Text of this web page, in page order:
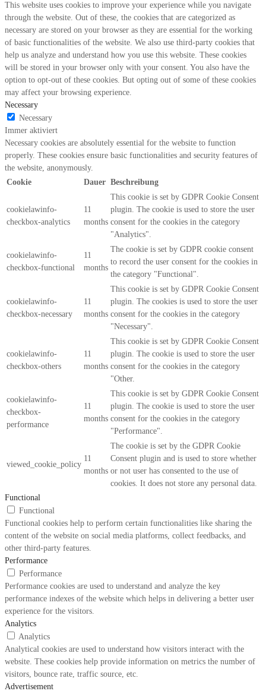
This website uses cookies to improve your experience while you navigate
through the website. Out of these, the cookies that are categorized as
necessary are stored on your browser as they are essential for the working
of basic functionalities of the website. We also use third-party cookies that
help us analyze and understand how you use this website. These cookies
will be stored in your browser only with your consent. You also have the
option to opt-out of these cookies. But opting out of some of these cookies
may affect your browsing experience.
Necessary
Necessary
Immer aktiviert
Necessary cookies are absolutely essential for the website to function
properly. These cookies ensure basic functionalities and security features of
the website, anonymously.
Cookie
Dauer Beschreibung
cookielawinfo-
checkbox-analytics
11
months
This cookie is set by GDPR Cookie Consent
plugin. The cookie is used to store the user
consent for the cookies in the category
"Analytics".
cookielawinfo-
checkbox-functional
11
months
The cookie is set by GDPR cookie consent
to record the user consent for the cookies in
the category "Functional".
cookielawinfo-
checkbox-necessary
11
months
This cookie is set by GDPR Cookie Consent
plugin. The cookies is used to store the user
consent for the cookies in the category
"Necessary".
cookielawinfo-
checkbox-others
11
months
This cookie is set by GDPR Cookie Consent
plugin. The cookie is used to store the user
consent for the cookies in the category
"Other.
cookielawinfo-
checkbox-
performance
11
months
This cookie is set by GDPR Cookie Consent
plugin. The cookie is used to store the user
consent for the cookies in the category
"Performance".
viewed_cookie_policy
11
months
The cookie is set by the GDPR Cookie
Consent plugin and is used to store whether
or not user has consented to the use of
cookies. It does not store any personal data.
Functional
Functional
Functional cookies help to perform certain functionalities like sharing the
content of the website on social media platforms, collect feedbacks, and
other third-party features.
Performance
Performance
Performance cookies are used to understand and analyze the key
performance indexes of the website which helps in delivering a better user
experience for the visitors.
Analytics
Analytics
Analytical cookies are used to understand how visitors interact with the
website. These cookies help provide information on metrics the number of
visitors, bounce rate, traffic source, etc.
Advertisement